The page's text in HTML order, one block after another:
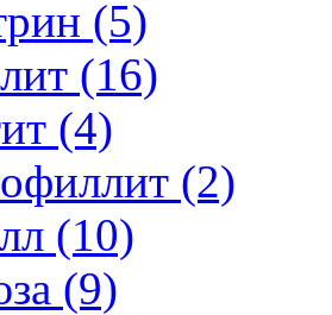
(5)
(16)
(4)
(2)
(10)
(9)